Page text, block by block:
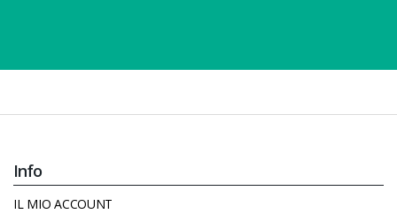
Info
IL MIO ACCOUNT